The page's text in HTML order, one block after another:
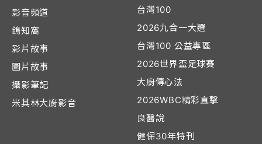
影音頻道
鴿知窩
影片故事
圖片故事
攝影筆記
米其林大廚影音
台灣100
2026九合一大選
台灣100 公益專區
2026世界盃足球賽
大廚傳心法
2026WBC精彩直擊
良醫說
健保30年特刊